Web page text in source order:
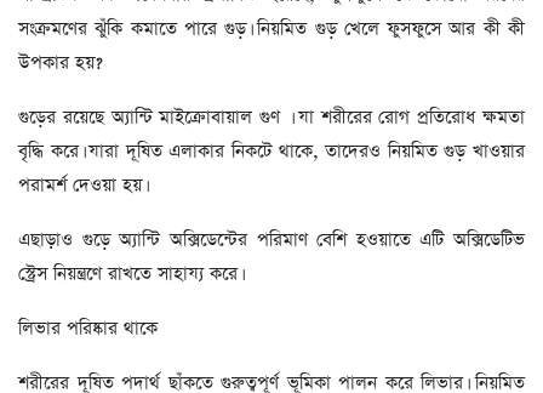
সংক্রমণের ঝুঁকি কমাতে পারে গুড়। নিয়মিত গুড় খেলে ফুসফুসে আর কী কী
উপকার হয়?
গুড়ের রয়েছে অ্যান্টি মাইক্রোবায়াল গুণ । যা শরীরের রোগ প্রতিরোধ ক্ষমতা
বৃদ্ধি করে। যারা দূষিত এলাকার নিকটে থাকে, তাদেরও নিয়মিত গুড় খাওয়ার
পরামর্শ দেওয়া হয়।
এছাড়াও গুড়ে অ্যান্টি অক্সিডেন্টের পরিমাণ বেশি হওয়াতে এটি অক্সিডেটিভ
স্ট্রেস নিয়ন্ত্রণে রাখতে সাহায্য করে।
লিভার পরিষ্কার থাকে
শরীরের দূষিত পদার্থ ছাঁকতে গুরুত্বপূর্ণ ভূমিকা পালন করে লিভার। নিয়মিত